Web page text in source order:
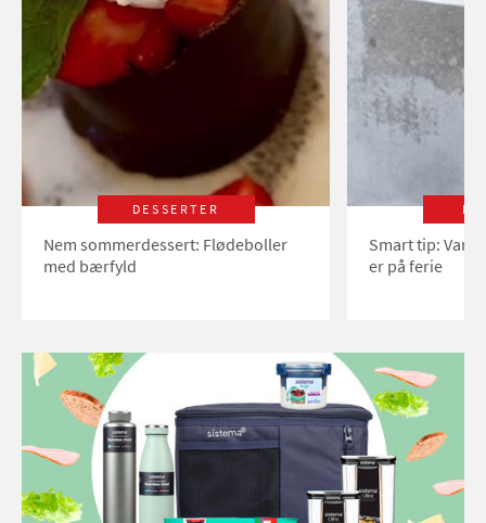
DESSERTER
Nem sommerdessert: Flødeboller
med bærfyld
Smart tip:
er på ferie